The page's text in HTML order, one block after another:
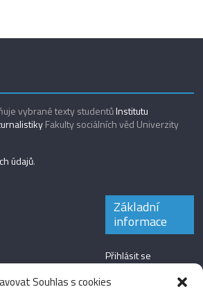
Souhlas s cookies
vybrané texty studentůInstitutu
Fakulty sociálních věd Univerzity
údajů.
Základní
informace
Přihlásit se
Zdroj kanálů